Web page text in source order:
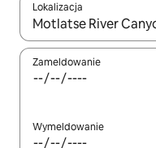
Lokalizacja
Gdy wyniki będą
Zameldowanie
Wymeldowanie